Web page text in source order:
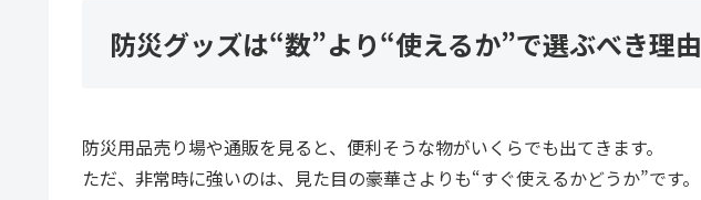
防災グッズは“数”より“使えるか”で選ぶべき理由
防災用品売り場や通販を見ると、便利そうな物がいくらでも出てきます。
ただ、非常時に強いのは、見た目の豪華さよりも“すぐ使えるかどうか”です。